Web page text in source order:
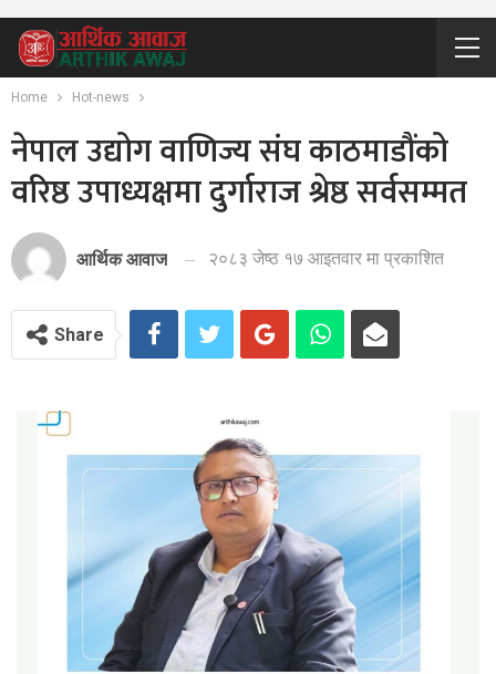
Home Hot-news
नेपाल उद्योग वाणिज्य संघ काठमाडौंको
वरिष्ठ उपाध्यक्षमा दुर्गाराज श्रेष्ठ सर्वसम्मत
आर्थिक आवाज २०८३ जेष्ठ १७ आइतवार मा प्रकाशित
Share